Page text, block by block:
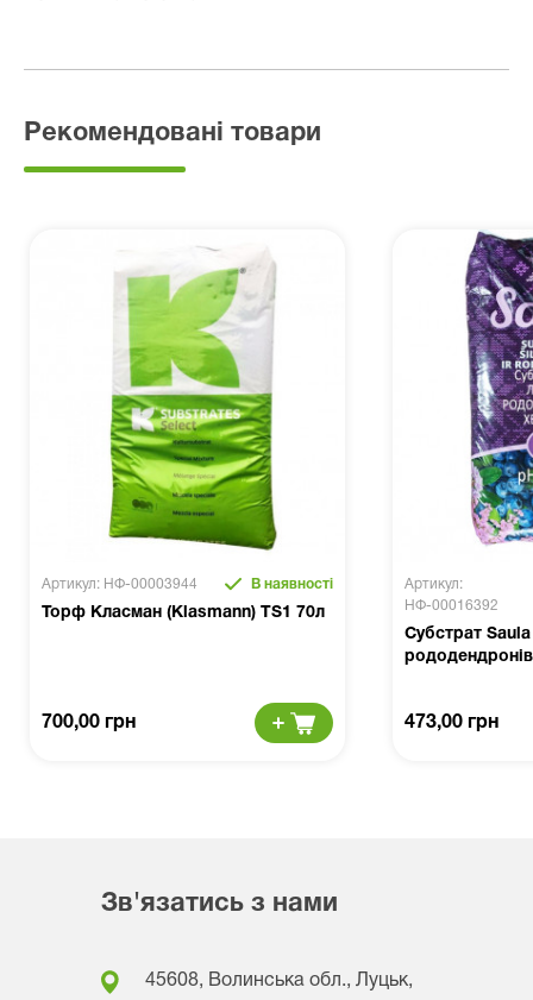
Рекомендовані товари
Артикул: НФ-00003944 В наявності
Торф Класман (Klasmann) TS1 70л
700,00 грн
Артикул:
НФ-00016392
Субстрат
473,00 грн
Зв'язатись з нами
45608, Волинська обл., Луцьк,